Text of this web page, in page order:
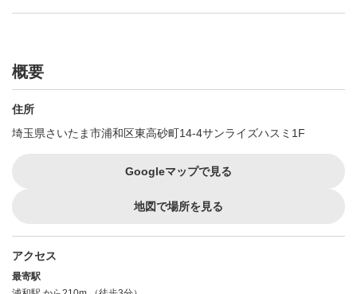
概要
住所
埼玉県さいたま市浦和区東高砂町14-4サンライズハスミ1F
Googleマップで見る
地図で場所を見る
アクセス
最寄駅